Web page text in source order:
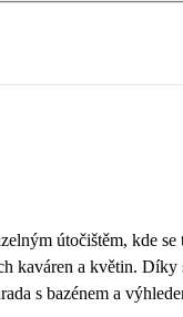
útočištěm, kde
kaváren a květin.
s bazénem a